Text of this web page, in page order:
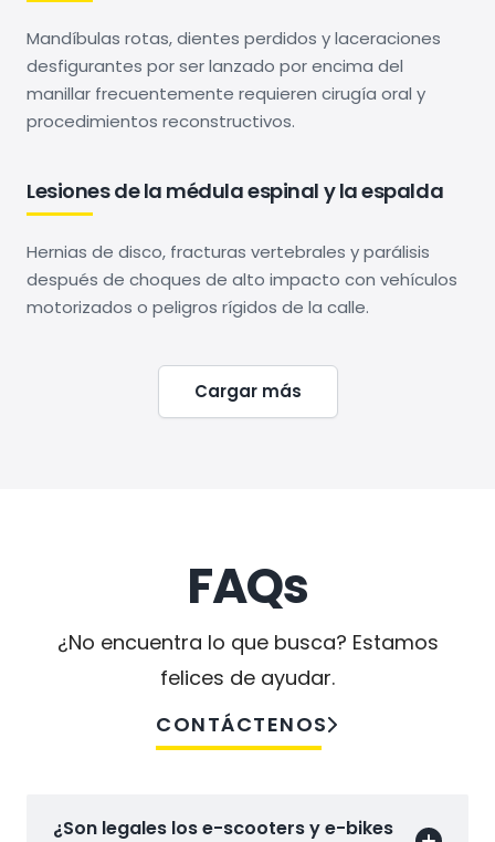
Mandíbulas rotas, dientes perdidos y laceraciones
desfigurantes por ser lanzado por encima del
manillar frecuentemente requieren cirugía oral y
procedimientos reconstructivos.
Lesiones de la médula espinal y la espalda
Hernias de disco, fracturas vertebrales y parálisis
después de choques de alto impacto con vehículos
motorizados o peligros rígidos de la calle.
Cargar más
FAQs
¿No encuentra lo que busca? Estamos
felices de ayudar.
CONTÁCTENOS
¿Son legales los e-scooters y e-bikes